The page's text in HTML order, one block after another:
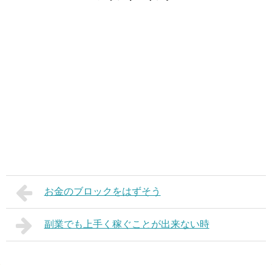
お金のブロックをはずそう
副業でも上手く稼ぐことが出来ない時